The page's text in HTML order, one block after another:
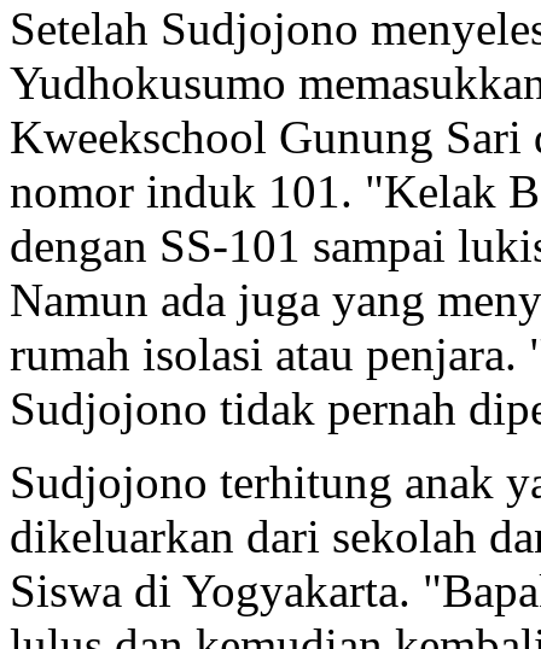
Setelah Sudjojono
Yudhokusumo
Kweekschool Gunung Sari
nomor induk 101. "Kelak
dengan SS-101 sampai
Namun ada juga yang
rumah isolasi atau
Sudjojono tidak pernah
Sudjojono terhitung anak
dikeluarkan dari sekolah
Siswa di Yogyakarta.